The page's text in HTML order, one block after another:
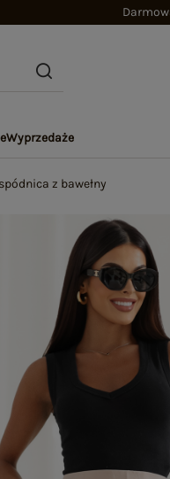
Wyprzedaże
z bawełny